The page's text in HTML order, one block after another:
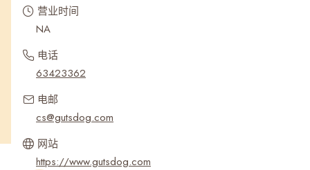
营业时间
NA
电话
63423362
电邮
cs@gutsdog.com
网站
https://www.gutsdog.com